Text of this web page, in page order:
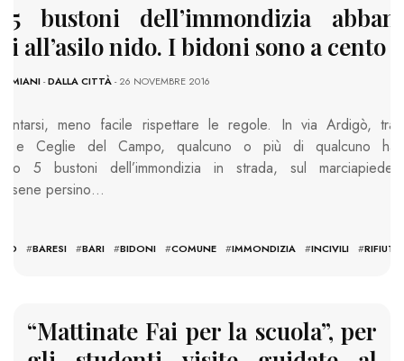
bustoni dell’immondizia
all’asilo nido. I bidoni sono a cento
-DALLA CITTÀ- 26 NOVEMBRE 2016
meno facile rispettare le regole. In via Ardigò, tra
e Ceglie del Campo, qualcuno o più di qualcuno ha
5 bustoni dell’immondizia in strada, sul marciapiede,
persino…
#BARESI #BARI #BIDONI #COMUNE #IMMONDIZIA #INCIVILI #RIFIUTI
“Mattinate Fai per la scuola”, per